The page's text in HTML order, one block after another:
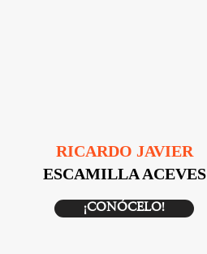
RICARDO JAVIER
ESCAMILLA ACEVES
¡CONÓCELO!